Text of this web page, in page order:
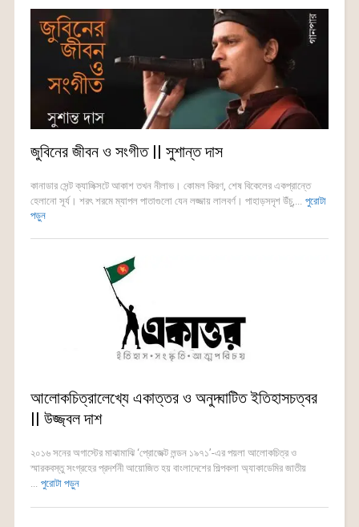
জুবিনের জীবন ও সংগীত || সুশান্ত দাস
কানাডার সেন্ট ক্যালিক্সটে আকাশ তখন নীলাভ। কোমল কিরণ, শেষ বিকেলের একপ্রান্তে
হেলানো সূর্য। শরৎ শরমে ম্যাপল পাতাগুলো যেন লজ্জায় লালবর্ণ। পাহাড়সদৃশ উঁচু,... পুরোটা
পড়ুন
আলোকচিত্রালেখ্যে একাত্তর ও অনুদ্ঘাটিত ইতিহাসচত্বর
|| উজ্জ্বল দাশ
২০১৬ সনের অগাস্টের মাঝামাঝি ‘প্রোজেক্ট লন্ডন ১৯৭১’-এর পয়লা আলোকচিত্র ও
স্মারকবস্তু সংগ্রহের প্রদর্শনী আয়োজিত হয় বাংলাদেশের শিল্পকলা অ্যাকাডেমির জাতীয়
... পুরোটা পড়ুন